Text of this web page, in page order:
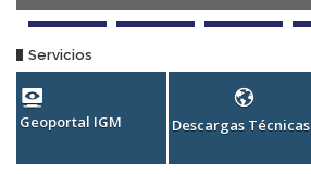
Servicios
Geoportal IGM Descargas Técnicas